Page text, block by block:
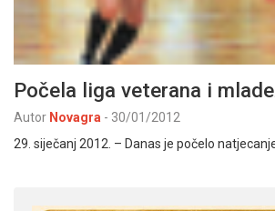
Počela liga veterana i
Autor Novagra - 30/01/2012
29. siječanj 2012. – Danas je počelo